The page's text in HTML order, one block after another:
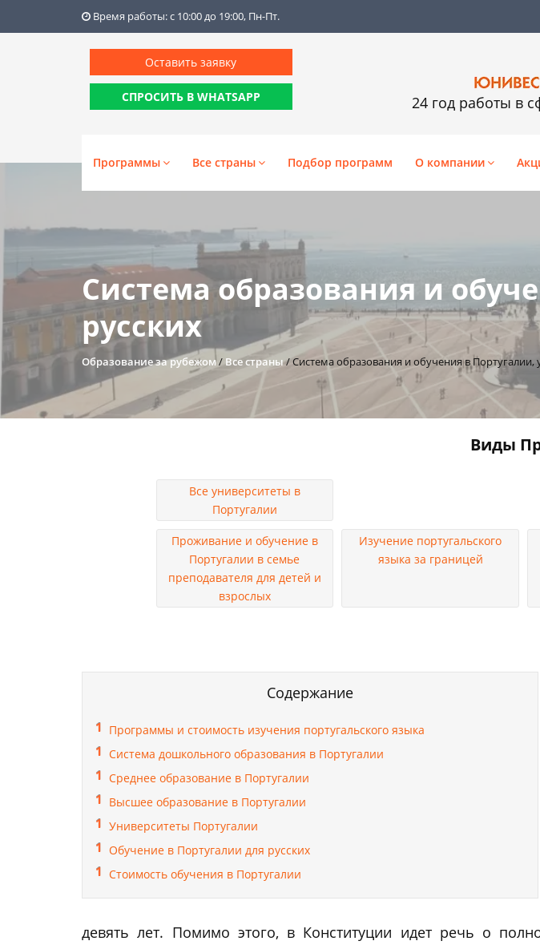
Время работы: с 10:00 до 19:00, Пн-Пт.
Оставить заявку
СПРОСИТЬ В WHATSAPP 24 год работы в
Программы Все страны Подбор программ О компании
Система образования и
русских
Образование за рубежом/Все страны/Система образования и обучения в Португалии,
Виды
Все университеты в
Португалии
Проживание и обучение в
Португалии в семье
преподавателя для детей и
взрослых
Изучение португальского
языка за границей
Содержание
Программы и стоимость изучения португальского языка
Система дошкольного образования в Португалии
Среднее образование в Португалии
Высшее образование в Португалии
Университеты Португалии
Обучение в Португалии для русских
Стоимость обучения в Португалии
девять лет. Помимо этого, в Конституции идет речь о